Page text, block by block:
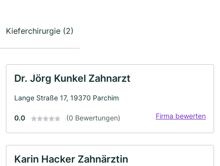
Kieferchirurgie (2)
Dr. Jörg Kunkel Zahnarzt
Lange Straße 17, 19370 Parchim
0.0 (0 Bewertungen) Firma bewerten
Karin Hacker Zahnärztin